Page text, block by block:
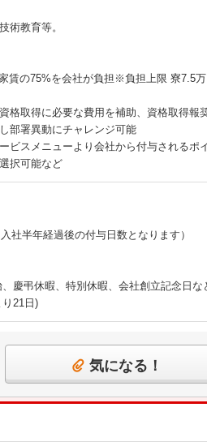
術教育等。
賃の75%を会社が負担※負担上限 寮7.5
格取得に必要な費用を補助、資格取得報
部署異動にチャレンジ可能
ビスメニューより会社から付与される
択可能など
社半年経過後の付与日数となります）
慶弔休暇、特別休暇、会社創立記念日な
21日)
気になる！